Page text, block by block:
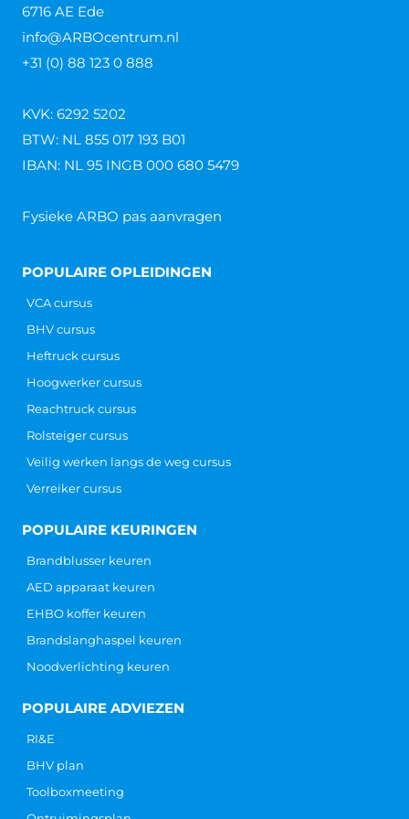
6716 AE Ede
info@ARBOcentrum.nl
+31 (0) 88 123 0 888
KVK: 6292 5202
BTW: NL 855 017 193 B01
IBAN: NL 95 INGB 000 680 5479
Fysieke ARBO pas aanvragen
POPULAIRE OPLEIDINGEN
VCA cursus
BHV cursus
Heftruck cursus
Hoogwerker cursus
Reachtruck cursus
Rolsteiger cursus
Veilig werken langs de weg cursus
Verreiker cursus
POPULAIRE KEURINGEN
Brandblusser keuren
AED apparaat keuren
EHBO koffer keuren
Brandslanghaspel keuren
Noodverlichting keuren
POPULAIRE ADVIEZEN
RI&E
BHV plan
Toolboxmeeting